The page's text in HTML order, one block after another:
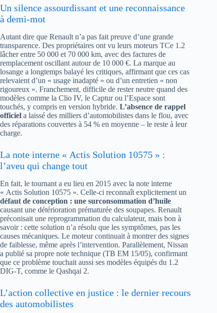
Un silence assourdissant et une reconnaissance
à demi-mot
Autant dire que Renault n’a pas fait preuve d’une grande
transparence. Des propriétaires ont vu leurs moteurs TCe 1.2
lâcher entre 50 000 et 70 000 km, avec des factures de
remplacement oscillant autour de 10 000 €. La marque au
losange a longtemps balayé les critiques, affirmant que ces cas
relevaient d’un « usage inadapté » ou d’un entretien « non
rigoureux ». Franchement, difficile de rester neutre quand des
modèles comme la Clio IV, le Captur ou l’Espace sont
touchés, y compris en version hybride. L’absence de rappel
officiel a laissé des milliers d’automobilistes dans le flou, avec
des réparations couvertes à 54 % en moyenne – le reste à leur
charge.
La note interne « Actis Solution 10575 » :
l’aveu qui change tout
En fait, le tournant a eu lieu en 2015 avec la note interne
« Actis Solution 10575 ». Celle-ci reconnaît explicitement un
défaut de conception : une surconsommation d’huile
causant une détérioration prématurée des soupapes. Renault
préconisait une reprogrammation du calculateur, mais bon à
savoir : cette solution n’a résolu que les symptômes, pas les
causes mécaniques. Le moteur continuait à montrer des signes
de faiblesse, même après l’intervention. Parallèlement, Nissan
a publié sa propre note technique (TB EM 15/05), confirmant
que ce problème touchait aussi ses modèles équipés du 1.2
DIG-T, comme le Qashqai 2.
L’action collective en justice : le dernier recours
des automobilistes